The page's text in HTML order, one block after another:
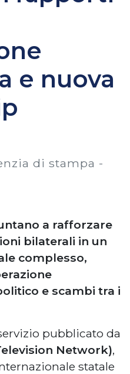
e nuova
di stampa -
a rafforzare
bilaterali in un
complesso,
e scambi tra i
pubblicato da
Network),
statale